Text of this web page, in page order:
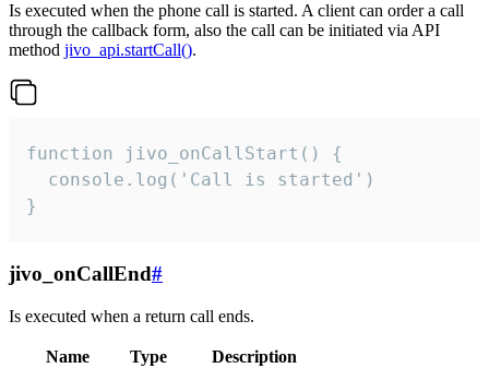
Is executed when the phone call is started. A client can order a call
through the callback form, also the call can be initiated via API
method jivo_api.startCall().
function jivo_onCallStart() {
  console.log('Call is started')
}
jivo_onCallEnd#
Is executed when a return call ends.
Name Type
Description